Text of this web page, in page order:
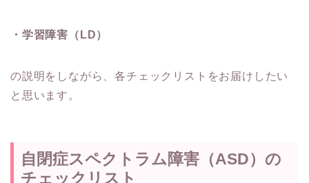
・学習障害（LD）
の説明をしながら、各チェックリストをお届けしたい
と思います。
自閉症スペクトラム障害（ASD）の
チェックリスト